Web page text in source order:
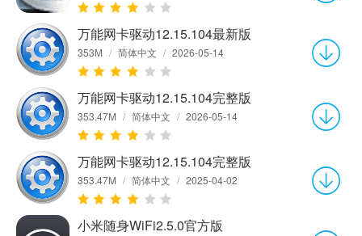
万能网卡驱动12.15.104最新版
353M / 简体中文 / 2026-05-14
万能网卡驱动12.15.104完整版
353.47M / 简体中文 / 2026-05-14
万能网卡驱动12.15.104完整版
353.47M / 简体中文 / 2025-04-02
小米随身WiFi2.5.0官方版